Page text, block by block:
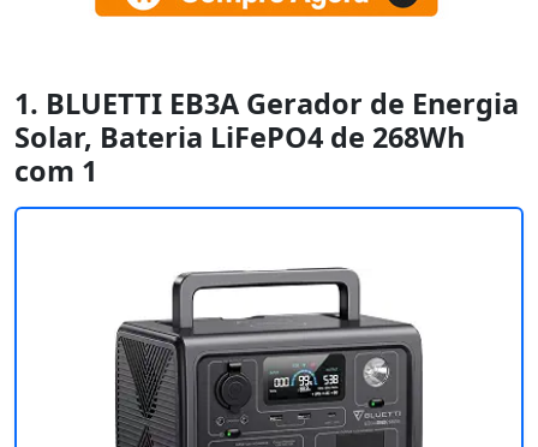
1. BLUETTI EB3A Gerador de Energia
Solar, Bateria LiFePO4 de 268Wh
com 1